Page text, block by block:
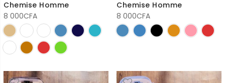
Chemise Homme
8 000CFA
Chemise Homme
8 000CFA